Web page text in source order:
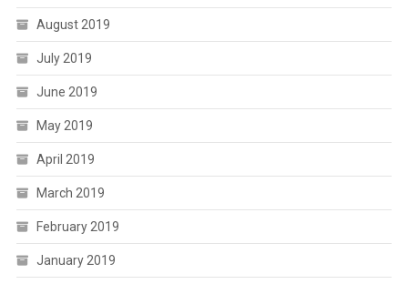
August 2019
July 2019
June 2019
May 2019
April 2019
March 2019
February 2019
January 2019